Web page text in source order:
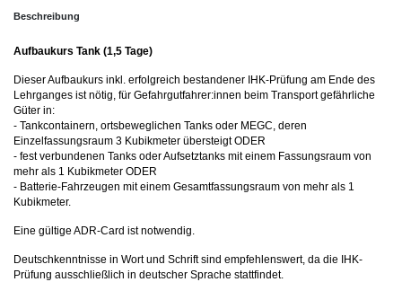
Beschreibung
Aufbaukurs Tank (1,5 Tage)
Dieser Aufbaukurs inkl. erfolgreich bestandener IHK-Prüfung am Ende des
Lehrganges ist nötig, für Gefahrgutfahrer:innen beim Transport gefährliche
Güter in:
- Tankcontainern, ortsbeweglichen Tanks oder MEGC, deren
Einzelfassungsraum 3 Kubikmeter übersteigt ODER
- fest verbundenen Tanks oder Aufsetztanks mit einem Fassungsraum von
mehr als 1 Kubikmeter ODER
- Batterie-Fahrzeugen mit einem Gesamtfassungsraum von mehr als 1
Kubikmeter.
Eine gültige ADR-Card ist notwendig.
Deutschkenntnisse in Wort und Schrift sind empfehlenswert, da die IHK-
Prüfung ausschließlich in deutscher Sprache stattfindet.